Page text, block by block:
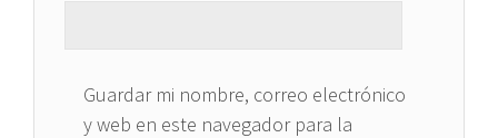
Guardar mi nombre, correo electrónico
y web en este navegador para la